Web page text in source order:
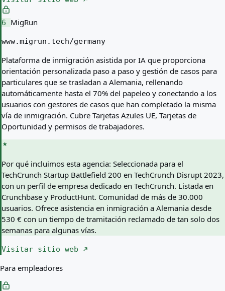
6 MigRun
www.migrun.tech/germany
Plataforma de inmigración asistida por IA que proporciona
orientación personalizada paso a paso y gestión de casos para
particulares que se trasladan a Alemania, rellenando
automáticamente hasta el 70% del papeleo y conectando a los
usuarios con gestores de casos que han completado la misma
vía de inmigración. Cubre Tarjetas Azules UE, Tarjetas de
Oportunidad y permisos de trabajadores.
Por qué incluimos esta agencia: Seleccionada para el
TechCrunch Startup Battlefield 200 en TechCrunch Disrupt 2023,
con un perfil de empresa dedicado en TechCrunch. Listada en
Crunchbase y ProductHunt. Comunidad de más de 30.000
usuarios. Ofrece asistencia en inmigración a Alemania desde
530 € con un tiempo de tramitación reclamado de tan solo dos
semanas para algunas vías.
Visitar sitio web
Para empleadores